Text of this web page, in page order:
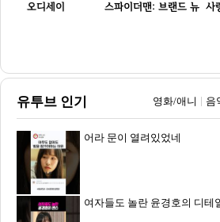
오디세이
스파이더맨: 브랜드 뉴
사
음
영화/애니
유투브 인기
어라 문이 열려있었네
여자들도 놀란 윤경호의 디테